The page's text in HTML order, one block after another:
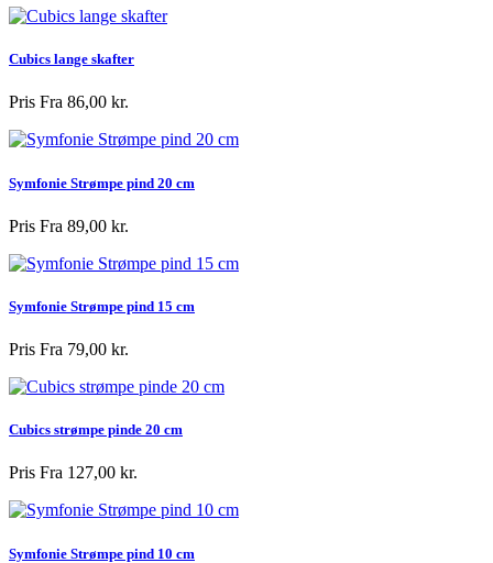
Cubics lange skafter
Pris Fra 86,00 kr.
Symfonie Strømpe pind 20 cm
Pris Fra 89,00 kr.
Symfonie Strømpe pind 15 cm
Pris Fra 79,00 kr.
Cubics strømpe pinde 20 cm
Pris Fra 127,00 kr.
Symfonie Strømpe pind 10 cm